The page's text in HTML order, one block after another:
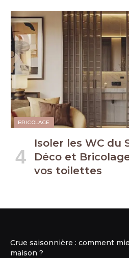
BRICOLAGE
Isoler les WC du
Déco et
vos toilettes
Crue saisonnière : comment
maison ?